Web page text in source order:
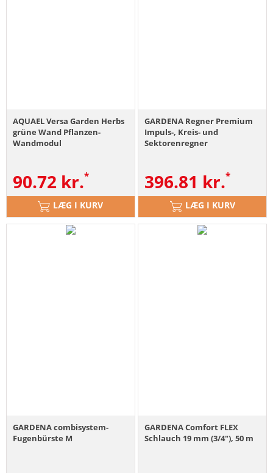
AQUAEL Versa Garden Herbs
grüne Wand Pflanzen-
Wandmodul
90.72 kr.
LÆG I KURV
GARDENA Regner Premium
Impuls-, Kreis- und
Sektorenregner
396.81 kr.
LÆG I KURV
GARDENA combisystem-
Fugenbürste M
GARDENA Comfort FLEX
Schlauch 19 mm (3/4"), 50 m